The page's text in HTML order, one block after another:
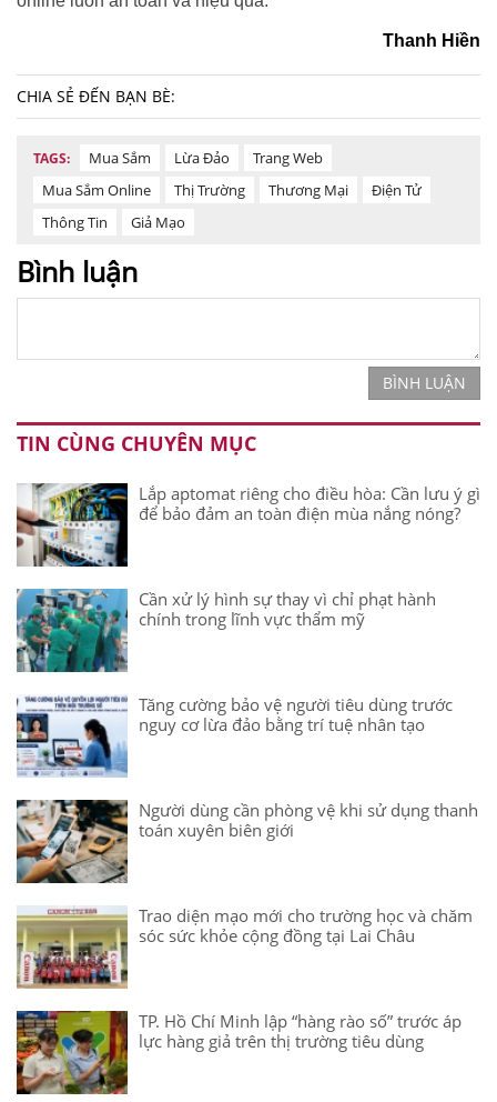
Thanh Hiền
CHIA SẺ ĐẾN BẠN BÈ:
TAGS: Mua Sắm Lừa Đảo
Trang Web
Mua Sắm Online
Thị Trường Thương Mại
Điện Tử
Thông Tin
Giả Mạo
Bình luận
BÌNH LUẬN
TIN CÙNG CHUYÊN MỤC
Lắp aptomat riêng cho điều hòa: Cần lưu ý gì
để bảo đảm an toàn điện mùa nắng nóng?
Cần xử lý hình sự thay vì chỉ phạt hành
chính trong lĩnh vực thẩm mỹ
Tăng cường bảo vệ người tiêu dùng trước
nguy cơ lừa đảo bằng trí tuệ nhân tạo
Người dùng cần phòng vệ khi sử dụng thanh
toán xuyên biên giới
Trao diện mạo mới cho trường học và chăm
sóc sức khỏe cộng đồng tại Lai Châu
TP. Hồ Chí Minh lập “hàng rào số” trước áp
lực hàng giả trên thị trường tiêu dùng